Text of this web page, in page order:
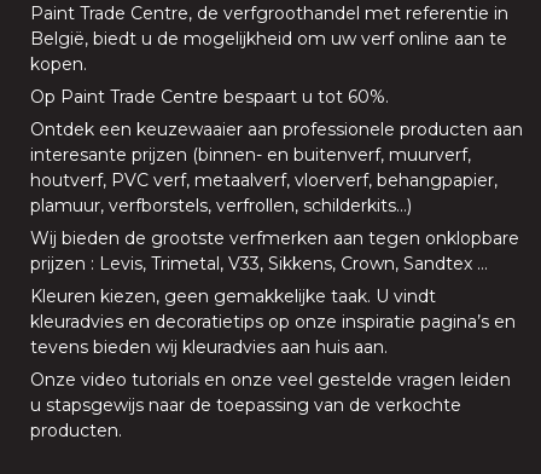
Paint Trade Centre, de verfgroothandel met referentie in
België, biedt u de mogelijkheid om uw verf online aan te
kopen.
Op Paint Trade Centre bespaart u tot 60%.
Ontdek een keuzewaaier aan professionele producten aan
interesante prijzen (binnen- en buitenverf, muurverf,
houtverf, PVC verf, metaalverf, vloerverf, behangpapier,
plamuur, verfborstels, verfrollen, schilderkits…)
Wij bieden de grootste verfmerken aan tegen onklopbare
prijzen : Levis, Trimetal, V33, Sikkens, Crown, Sandtex …
Kleuren kiezen, geen gemakkelijke taak. U vindt
kleuradvies en decoratietips op onze inspiratie pagina’s en
tevens bieden wij kleuradvies aan huis aan.
Onze video tutorials en onze veel gestelde vragen leiden
u stapsgewijs naar de toepassing van de verkochte
producten.